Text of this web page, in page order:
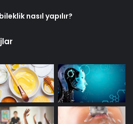
nasıl yapılır?